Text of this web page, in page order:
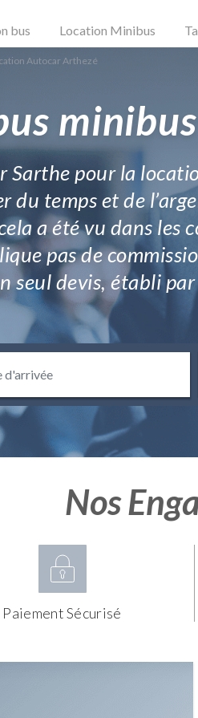
bus Location Minibus
Autocar Arthezé
Sarthe pour la
du temps et de
a été vu dans
pas de
seul devis, établi
Nos
Paiement Sécurisé